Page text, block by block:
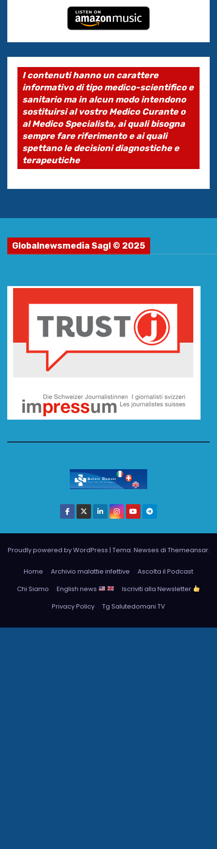
I contenuti hanno un carattere
informativo di tipo medico-scientifico e
sanitario ma in alcun modo intendono
sostituirsi al vostro Medico Curante o
al Medico Specialista, ai quali bisogna
sempre fare riferimento e ai quali
spettano le decisioni diagnostiche e
terapeutiche
Globalnewsmedia Sagl © 2025
Proudly powered by WordPress | Tema: Newses di Themeansar.
Home Archivio malattie infettive
Ascolta il Podcast
Chi Siamo
English news
Iscriviti alla Newsletter
Privacy Policy
Tg Salutedomani TV